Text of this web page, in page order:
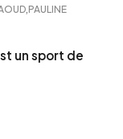
PAULINE
un sport de